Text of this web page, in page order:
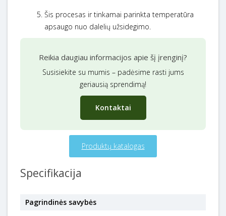
Šis procesas ir tinkamai parinkta temperatūra
apsaugo nuo dalelių užsidegimo.
Reikia daugiau informacijos apie šį įrenginį?
Susisiekite su mumis – padėsime rasti jums
geriausią sprendimą!
Kontaktai
Produktų katalogas
Specifikacija
Pagrindinės savybės